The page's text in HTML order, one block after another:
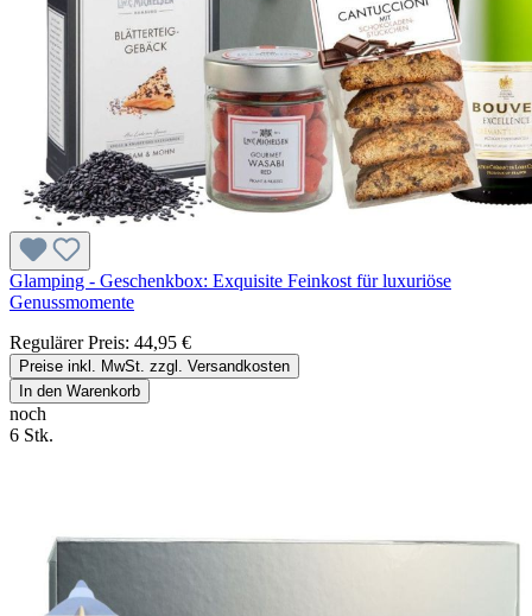
Glamping - Geschenkbox: Exquisite Feinkost für luxuriöse
Genussmomente
Regulärer Preis: 44,95 €
Preise inkl. MwSt. zzgl. Versandkosten
In den Warenkorb
noch
6 Stk.